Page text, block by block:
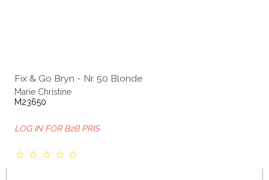
Fix & Go Bryn - Nr. 50 Blonde
Marie Christine
M23650
LOG IN FOR B2B PRIS